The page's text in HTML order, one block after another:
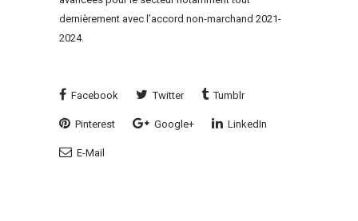
dernièrement avec l’accord non-marchand 2021-
2024.
Facebook Twitter Tumblr
Pinterest Google+ LinkedIn
E-Mail